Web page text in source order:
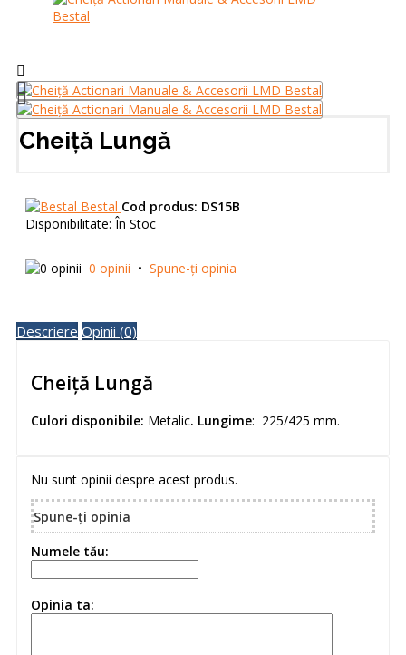
Cheiță Lungă
Bestal Cod produs: DS15B
Disponibilitate: În Stoc
0 opinii • Spune-ţi opinia
Descriere Opinii (0)
Cheiță Lungă
Culori disponibile: Metalic. Lungime: 225/425 mm.
Nu sunt opinii despre acest produs.
Spune-ţi opinia
Numele tău:
Opinia ta: